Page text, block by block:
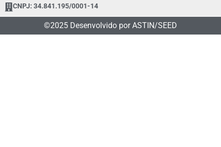
CNPJ: 34.841.195/0001-14
©2025 Desenvolvido por ASTIN/SEED